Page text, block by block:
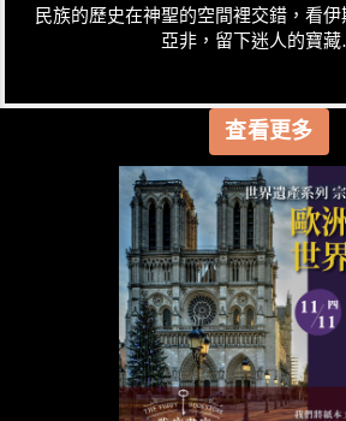
民族的歷史在神聖的空間裡交錯，看
亞非，留下迷人的寶藏
查看更多